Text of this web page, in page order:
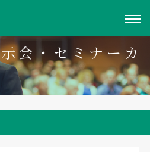
会・セミナーカ